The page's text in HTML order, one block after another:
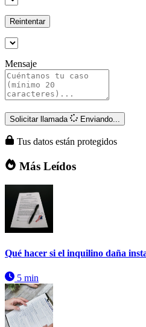
Reintentar
Mensaje
Solicitar llamada Enviando...
Tus datos están protegidos
Más Leídos
Qué hacer si el inquilino daña
5 min